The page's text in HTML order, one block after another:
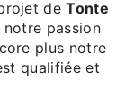
deTonte
passion
plus notre
qualifiée et